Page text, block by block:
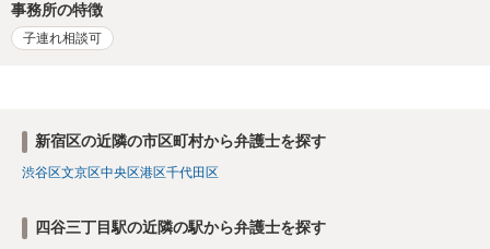
事務所の特徴
子連れ相談可
新宿区の近隣の市区町村から弁護士を探す
渋谷区文京区中央区港区千代田区
四谷三丁目駅の近隣の駅から弁護士を探す